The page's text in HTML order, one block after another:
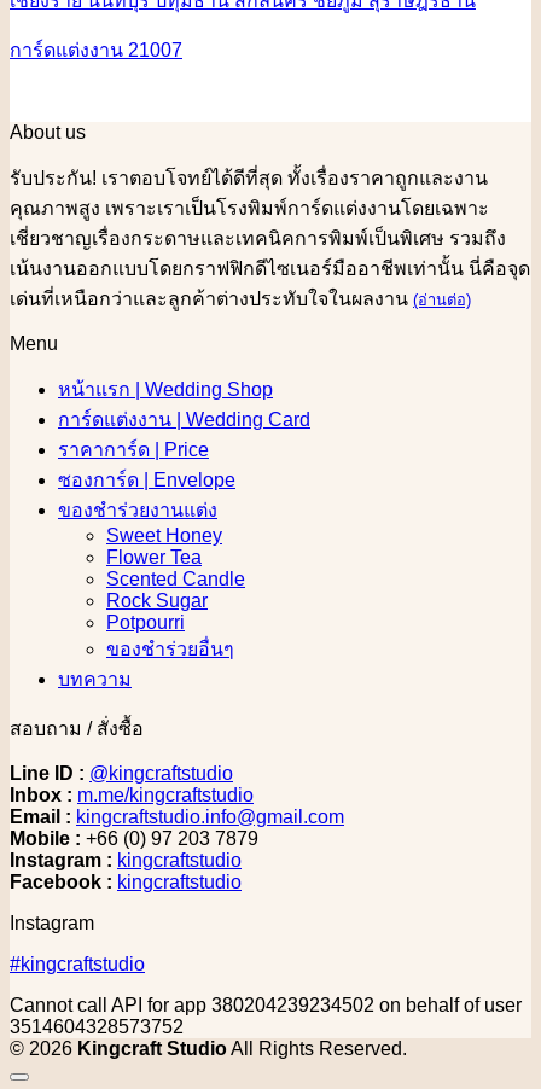
การ์ดแต่งงาน 21007
About us
รับประกัน! เราตอบโจทย์ได้ดีที่สุด ทั้งเรื่องราคาถูกและงาน
คุณภาพสูง เพราะเราเป็นโรงพิมพ์การ์ดแต่งงานโดยเฉพาะ
เชี่ยวชาญเรื่องกระดาษและเทคนิคการพิมพ์เป็นพิเศษ รวมถึง
เน้นงานออกแบบโดยกราฟฟิกดีไซเนอร์มืออาชีพเท่านั้น นี่คือจุด
เด่นที่เหนือกว่าและลูกค้าต่างประทับใจในผลงาน (อ่านต่อ)
Menu
หน้าแรก | Wedding Shop
การ์ดแต่งงาน | Wedding Card
ราคาการ์ด | Price
ซองการ์ด | Envelope
ของชำร่วยงานแต่ง
Sweet Honey
Flower Tea
Scented Candle
Rock Sugar
Potpourri
ของชำร่วยอื่นๆ
บทความ
สอบถาม / สั่งซื้อ
Line ID : @kingcraftstudio
Inbox : m.me/kingcraftstudio
Email : kingcraftstudio.info@gmail.com
Mobile : +66 (0) 97 203 7879
Instagram : kingcraftstudio
Facebook : kingcraftstudio
Instagram
#kingcraftstudio
Cannot call API for app 380204239234502 on behalf of user
3514604328573752
© 2026 Kingcraft StudioAll Rights Reserved.